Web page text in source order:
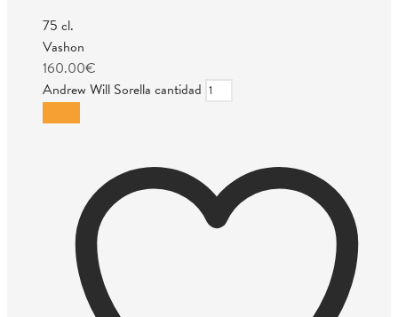
75 cl.
Vashon
160.00€
Andrew Will Sorella cantidad